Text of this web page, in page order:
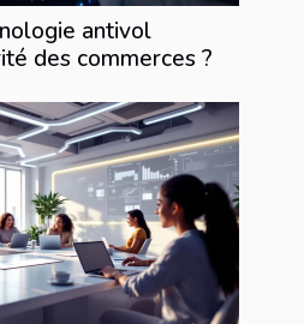
antivol
des commerces ?